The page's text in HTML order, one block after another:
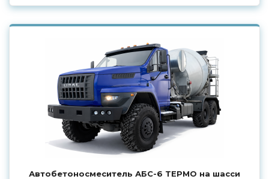
Автобетоносмеситель АБС-6 ТЕРМО на шасси